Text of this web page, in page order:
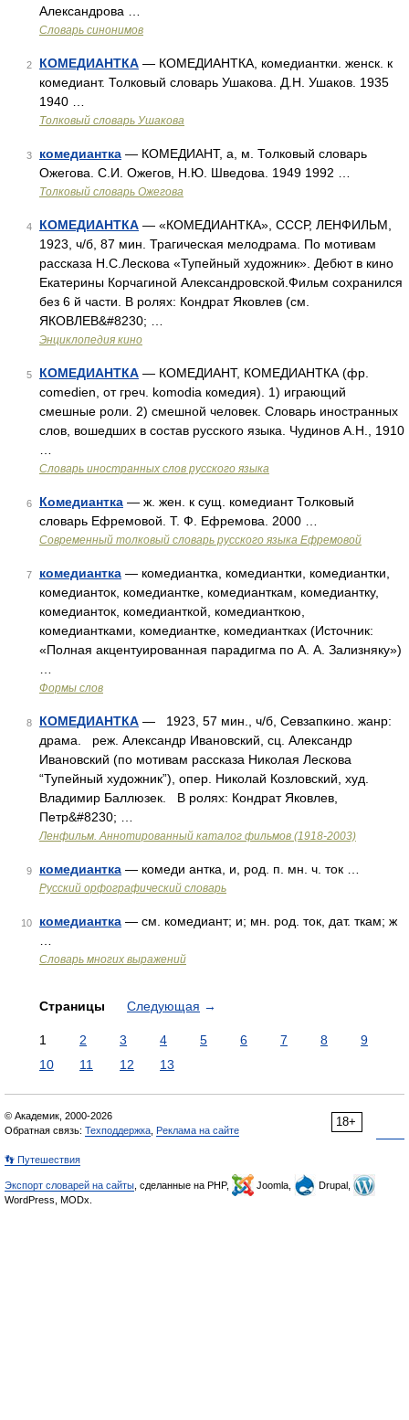
Александрова …
Словарь синонимов
2 КОМЕДИАНТКА — КОМЕДИАНТКА, комедиантки. женск. к
комедиант. Толковый словарь Ушакова. Д.Н. Ушаков. 1935
1940 …
Толковый словарь Ушакова
3 комедиантка — КОМЕДИАНТ, а, м. Толковый словарь
Ожегова. С.И. Ожегов, Н.Ю. Шведова. 1949 1992 …
Толковый словарь Ожегова
4 КОМЕДИАНТКА — «КОМЕДИАНТКА», СССР, ЛЕНФИЛЬМ,
1923, ч/б, 87 мин. Трагическая мелодрама. По мотивам
рассказа Н.С.Лескова «Тупейный художник». Дебют в кино
Екатерины Корчагиной Александровской.Фильм сохранился
без 6 й части. В ролях: Кондрат Яковлев (см.
ЯКОВЛЕВ&#8230; …
Энциклопедия кино
5 КОМЕДИАНТКА — КОМЕДИАНТ, КОМЕДИАНТКА (фр.
comedien, от греч. komodia комедия). 1) играющий
смешные роли. 2) смешной человек. Словарь иностранных
слов, вошедших в состав русского языка. Чудинов А.Н., 1910
Словарь иностранных слов русского языка
6 Комедиантка — ж. жен. к сущ. комедиант Толковый
словарь Ефремовой. Т. Ф. Ефремова. 2000 …
Современный толковый словарь русского языка Ефремовой
7 комедиантка — комедиантка, комедиантки, комедиантки,
комедианток, комедиантке, комедианткам, комедиантку,
комедианток, комедианткой, комедианткою,
комедиантками, комедиантке, комедиантках (Источник:
«Полная акцентуированная парадигма по А. А. Зализняку»)
Формы слов
8 КОМЕДИАНТКА — 1923, 57 мин., ч/б, Севзапкино. жанр:
драма. реж. Александр Ивановский, сц. Александр
Ивановский (по мотивам рассказа Николая Лескова
“Тупейный художник”), опер. Николай Козловский, худ.
Владимир Баллюзек. В ролях: Кондрат Яковлев,
Петр&#8230; …
Ленфильм. Аннотированный каталог фильмов (1918-2003)
9 комедиантка — комеди антка, и, род. п. мн. ч. ток …
Русский орфографический словарь
10 комедиантка — см. комедиант; и; мн. род. ток, дат. ткам; ж
Словарь многих выражений
Страницы Следующая →
1 2 3 4 5 6 7 8
9
10
11 12 13
18+
© Академик, 2000-2026
Обратная связь: Техподдержка Реклама на сайте
👣 Путешествия
Экспорт словарей на сайты , сделанные на PHP, Joomla,
Drupal,
WordPress, MODx.